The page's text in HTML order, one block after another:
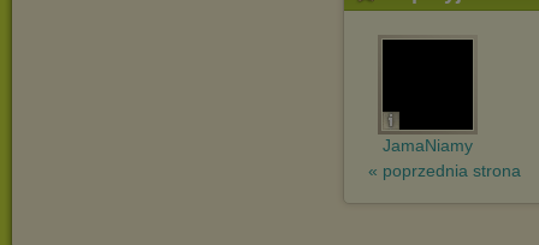
JamaNiamy
« poprzednia strona